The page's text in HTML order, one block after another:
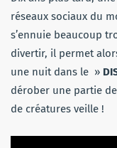
réseaux sociaux du
s’ennuie beaucoup
divertir, il permet
une nuit dans le »
dérober une partie
de créatures veille !